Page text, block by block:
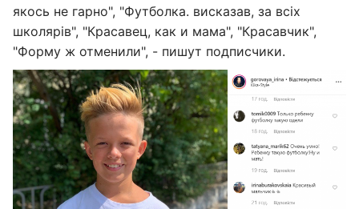
якось не гарно", "Футболка. висказав, за всіх
школярів", "Красавец, как и мама", "Красавчик",
"Форму ж отменили", - пишут подписчики.